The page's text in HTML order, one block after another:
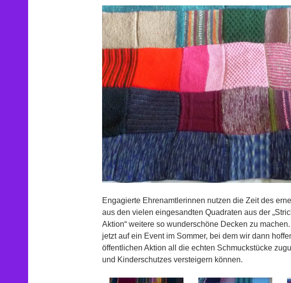
Engagierte Ehrenamtlerinnen nutzen die Zeit des
aus den vielen eingesandten Quadraten aus der
Aktion“ weitere so wunderschöne Decken zu
jetzt auf ein Event im Sommer, bei dem wir dann
öffentlichen Aktion all die echten Schmuckstücke
und Kinderschutzes versteigern können.